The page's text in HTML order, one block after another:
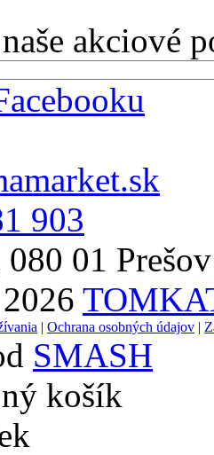
akciové
903
01 Prešov
| Ochrana osobných údajov |
SMASH
košík